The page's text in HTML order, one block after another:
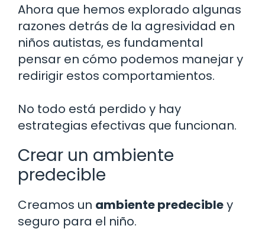
Ahora que hemos explorado algunas
razones detrás de la agresividad en
niños autistas, es fundamental
pensar en cómo podemos manejar y
redirigir estos comportamientos.
No todo está perdido y hay
estrategias efectivas que funcionan.
Crear un ambiente
predecible
Creamos un ambiente predecibley
seguro para el niño.